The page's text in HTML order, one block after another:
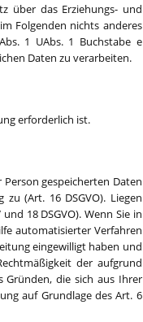
über das Erziehungs- und
Folgenden nichts anderes
1 UAbs. 1 Buchstabe e
Daten zu verarbeiten.
erforderlich ist.
gespeicherten Daten
(Art. 16 DSGVO). Liegen
18 DSGVO). Wenn Sie in
automatisierter Verfahren
eingewilligt haben und
der aufgrund
Gründen, die sich aus Ihrer
auf Grundlage des Art. 6